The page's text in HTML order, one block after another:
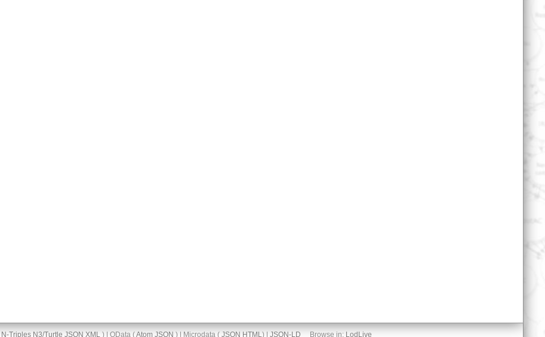
N-Triples N3/Turtle JSON XML) | OData (Atom JSON ) | Microdata ( JSON HTML) | JSON-LD Browse in: LodLive